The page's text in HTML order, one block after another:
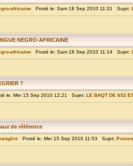
africaine Posté le: Sam 18 Sep 2010 11:31 Sujet:
NEGRO-AFRICAINE
africaine Posté le: Sam 18 Sep 2010 11:14 Sujet:
?
le: Mer 15 Sep 2010 12:21 Sujet: LE BAQT DE 652
de référence
Posté le: Mer 15 Sep 2010 11:53 Sujet: